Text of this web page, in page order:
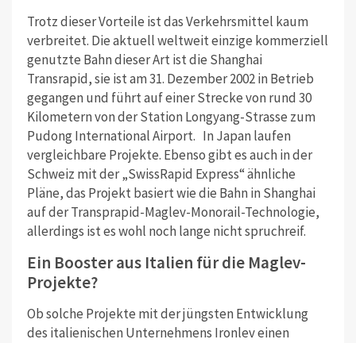
Trotz dieser Vorteile ist das Verkehrsmittel kaum
verbreitet. Die aktuell weltweit einzige kommerziell
genutzte Bahn dieser Art ist die Shanghai
Transrapid, sie ist am 31. Dezember 2002 in Betrieb
gegangen und führt auf einer Strecke von rund 30
Kilometern von der Station Longyang-Strasse zum
Pudong International Airport. In Japan laufen
vergleichbare Projekte. Ebenso gibt es auch in der
Schweiz mit der „SwissRapid Express“ ähnliche
Pläne, das Projekt basiert wie die Bahn in Shanghai
auf der Transprapid-Maglev-Monorail-Technologie,
allerdings ist es wohl noch lange nicht spruchreif.
Ein Booster aus Italien für die Maglev-
Projekte?
Ob solche Projekte mit der jüngsten Entwicklung
des italienischen Unternehmens Ironlev einen